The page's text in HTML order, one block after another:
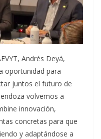
Andrés Deyá,
oportunidad para
juntos el futuro de
volvemos a
innovación,
concretas para que
y adaptándose a